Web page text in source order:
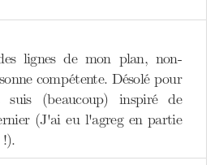
lignes de mon plan, non-
compétente. Désolé pour
(beaucoup) inspiré de
(J'ai eu l'agreg en partie
!).